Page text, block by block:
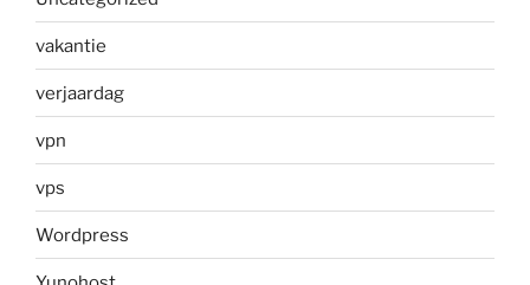
vakantie
verjaardag
vpn
vps
Wordpress